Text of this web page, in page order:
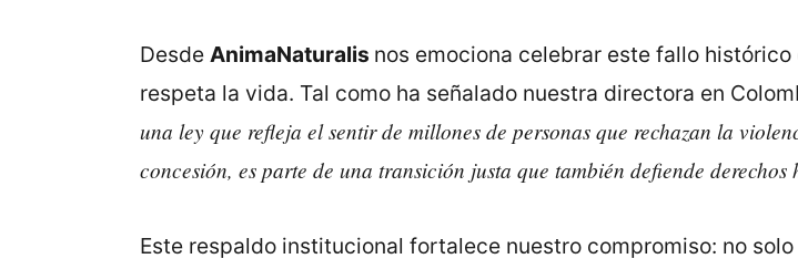
Desde AnimaNaturalis nos emociona celebrar este fallo
respeta la vida. Tal como ha señalado nuestra directora en
una ley que refleja el sentir de millones de personas que rechazan la
concesión, es parte de una transición justa que también defiende derechos
Este respaldo institucional fortalece nuestro compromiso: no